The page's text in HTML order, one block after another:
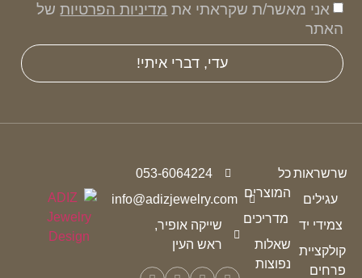
אני מאשר/ת שקראתי את מדיניות הפרטיותשל
האתר
עדי, דברי איתי!
שרשראות
עגילים
צמידי יד
קולקציית
פרחים
כל
המוצרים
מדריכים
שאלות
נפוצות
053-6064224
info@adizjewelry.com
שייקה אופיר,
ראש העין